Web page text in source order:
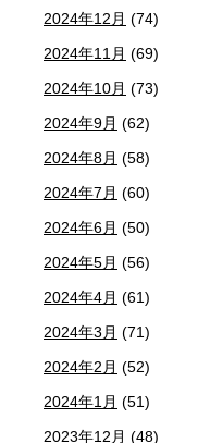
2024年12月 (74)
2024年11月 (69)
2024年10月 (73)
2024年9月 (62)
2024年8月 (58)
2024年7月 (60)
2024年6月 (50)
2024年5月 (56)
2024年4月 (61)
2024年3月 (71)
2024年2月 (52)
2024年1月 (51)
2023年12月 (48)